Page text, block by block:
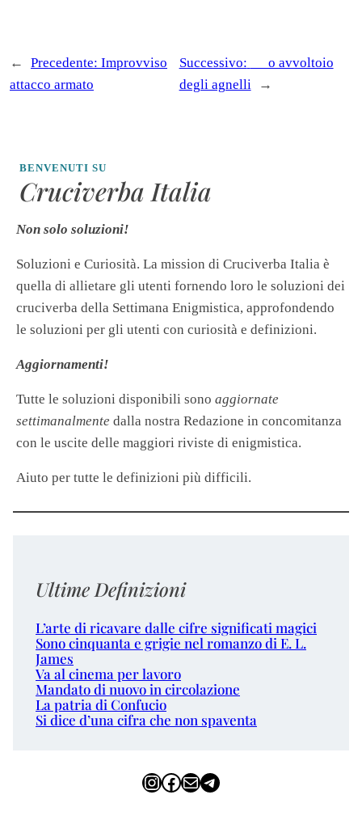
← Precedente: Improvviso
attacco armato
Successivo:
__ o avvoltoio
degli agnelli
→
BENVENUTI SU
Cruciverba Italia
Non solo soluzioni!
Soluzioni e Curiosità. La mission di Cruciverba Italia è
quella di allietare gli utenti fornendo loro le soluzioni dei
cruciverba della Settimana Enigmistica, approfondendo
le soluzioni per gli utenti con curiosità e definizioni.
Aggiornamenti!
Tutte le soluzioni disponibili sono aggiornate
settimanalmente dalla nostra Redazione in concomitanza
con le uscite delle maggiori riviste di enigmistica.
Aiuto per tutte le definizioni più difficili.
Ultime Definizioni
L’arte di ricavare dalle cifre significati magici
Sono cinquanta e grigie nel romanzo di E. L.
James
Va al cinema per lavoro
Mandato di nuovo in circolazione
La patria di Confucio
Si dice d’una cifra che non spaventa
InstagramFacebook Email Telegram